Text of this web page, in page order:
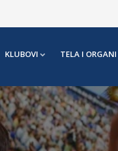
KLUBOVI TELA I ORGANI